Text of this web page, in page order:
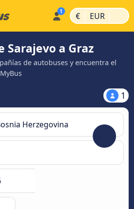
€ | EUR |
Sarajevo a Graz
de autobuses y encuentra el
1